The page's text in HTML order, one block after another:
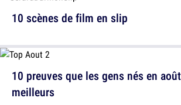
10 scènes de film en slip
10 preuves que les gens nés en
meilleurs